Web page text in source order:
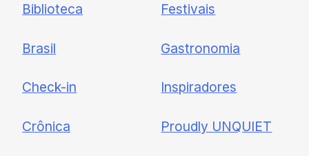
Biblioteca
Brasil
Check-in
Crônica
Festivais
Gastronomia
Inspiradores
Proudly UNQUIET